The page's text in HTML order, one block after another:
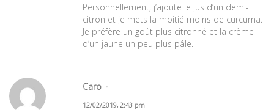
Personnellement, j’ajoute le jus d’un demi-
citron et je mets la moitié moins de curcuma.
Je préfère un goût plus citronné et la crème
d’un jaune un peu plus pâle.
Caro
12/02/2019, 2:43 pm